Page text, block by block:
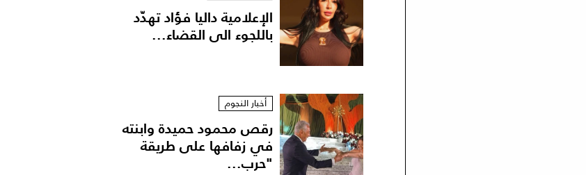
الإعلامية داليا فؤاد تهدّد
باللجوء الى القضاء...
أخبار النجوم
رقص محمود حميدة وابنته
في زفافها على طريقة
"حرب...